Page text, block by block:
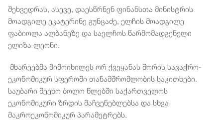
შეხვედრას, ასევე, დაესწრნენ ფინანსთა მინისტრის
მოადგილე ეკატერინე გუნცაძე, ელჩის მოადგილე
ფაბიოლა ალბანეზე და საელჩოს წარმომადგენელი
ელიზა ლეონი.
მხარეებმა მიმოიხილეს ორ ქვეყანას შორის სავაჭრო-
ეკონომიკურ სფეროში თანამშრომლობის საკითხები.
საუბარი შეეხო ბოლო წლებში საქართველოს
ეკონომიკური ზრდის მაჩვენებლებსა და სხვა
მაკროეკონომიკურ პარამეტრებს.